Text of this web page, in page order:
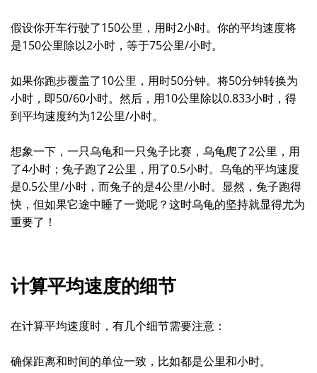
假设你开车行驶了150公里，用时2小时。你的平均速度将
是150公里除以2小时，等于75公里/小时。
如果你跑步覆盖了10公里，用时50分钟。将50分钟转换为
小时，即50/60小时。然后，用10公里除以0.833小时，得
到平均速度约为12公里/小时。
想象一下，一只乌龟和一只兔子比赛，乌龟爬了2公里，用
了4小时；兔子跑了2公里，用了0.5小时。乌龟的平均速度
是0.5公里/小时，而兔子的是4公里/小时。显然，兔子跑得
快，但如果它途中睡了一觉呢？这时乌龟的坚持就显得尤为
重要了！
计算平均速度的细节
在计算平均速度时，有几个细节需要注意：
确保距离和时间的单位一致，比如都是公里和小时。